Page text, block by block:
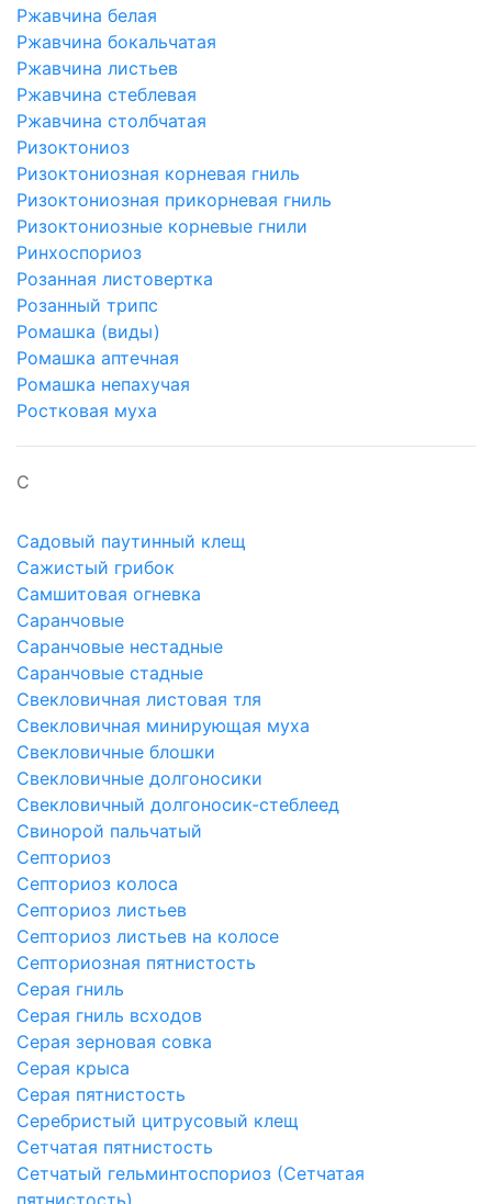
Ржавчина белая
Ржавчина бокальчатая
Ржавчина листьев
Ржавчина стеблевая
Ржавчина столбчатая
Ризоктониоз
Ризоктониозная корневая гниль
Ризоктониозная прикорневая гниль
Ризоктониозные корневые гнили
Ринхоспориоз
Розанная листовертка
Розанный трипс
Ромашка (виды)
Ромашка аптечная
Ромашка непахучая
Ростковая муха
С
Садовый паутинный клещ
Сажистый грибок
Самшитовая огневка
Саранчовые
Саранчовые нестадные
Саранчовые стадные
Свекловичная листовая тля
Свекловичная минирующая муха
Свекловичные блошки
Свекловичные долгоносики
Свекловичный долгоносик-стеблеед
Свинорой пальчатый
Септориоз
Септориоз колоса
Септориоз листьев
Септориоз листьев на колосе
Септориозная пятнистость
Серая гниль
Серая гниль всходов
Серая зерновая совка
Серая крыса
Серая пятнистость
Серебристый цитрусовый клещ
Сетчатая пятнистость
Сетчатый гельминтоспориоз (Сетчатая
пятнистость)